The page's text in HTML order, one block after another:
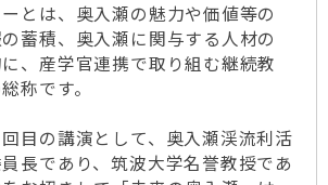
とは、奥入瀬の魅力や価値等の
蓄積、奥入瀬に関与する人材の
、産学官連携で取り組む継続教
称です。
目の講演として、奥入瀬渓流利活
長であり、筑波大学名誉教授であ